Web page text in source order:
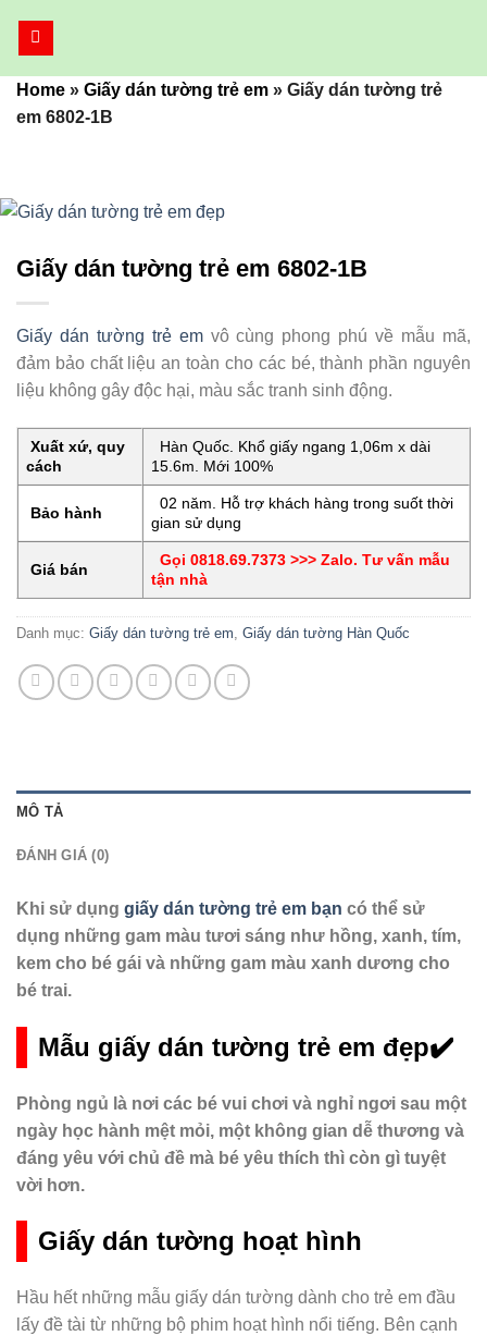
dungHome » Giấy dán tường trẻ em » Giấy dán tường trẻ
em 6802-1B
Giấy dán tường trẻ em 6802-1B
Giấy dán tường trẻ emvô cùng phong phú về mẫu mã,
đảm bảo chất liệu an toàn cho các bé, thành phần nguyên
liệu không gây độc hại, màu sắc tranh sinh động.
Xuất xứ, quy
cách
Hàn Quốc. Khổ giấy ngang 1,06m x dài
15.6m. Mới 100%
Bảo hành
02 năm. Hỗ trợ khách hàng trong suốt thời
gian sử dụng
Giá bán
Gọi 0818.69.7373 >>> Zalo. Tư vấn mẫu
tận nhà
Danh mục: Giấy dán tường trẻ em Giấy dán tường Hàn Quốc
MÔ TẢ
ĐÁNH GIÁ (0)
Khi sử dụng giấy dán tường trẻ em bạn có thể sử
dụng những gam màu tươi sáng như hồng, xanh, tím,
kem cho bé gái và những gam màu xanh dương cho
bé trai.
Mẫu giấy dán tường trẻ em đẹp✔️
Phòng ngủ là nơi các bé vui chơi và nghỉ ngơi sau một
ngày học hành mệt mỏi, một không gian dễ thương và
đáng yêu với chủ đề mà bé yêu thích thì còn gì tuyệt
vời hơn.
Giấy dán tường hoạt hình
Hầu hết những mẫu giấy dán tường dành cho trẻ em đầu
lấy đề tài từ những bộ phim hoạt hình nổi tiếng. Bên cạnh